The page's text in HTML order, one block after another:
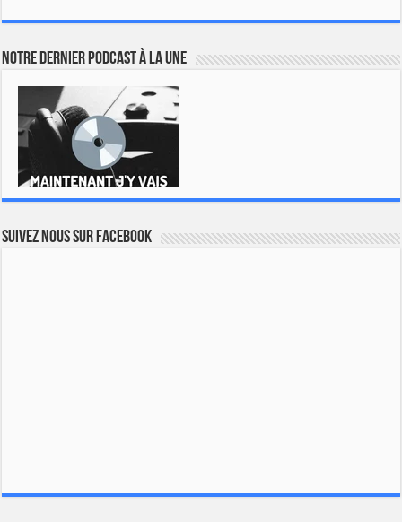
Notre dernier podcast à la une
Suivez nous sur Facebook